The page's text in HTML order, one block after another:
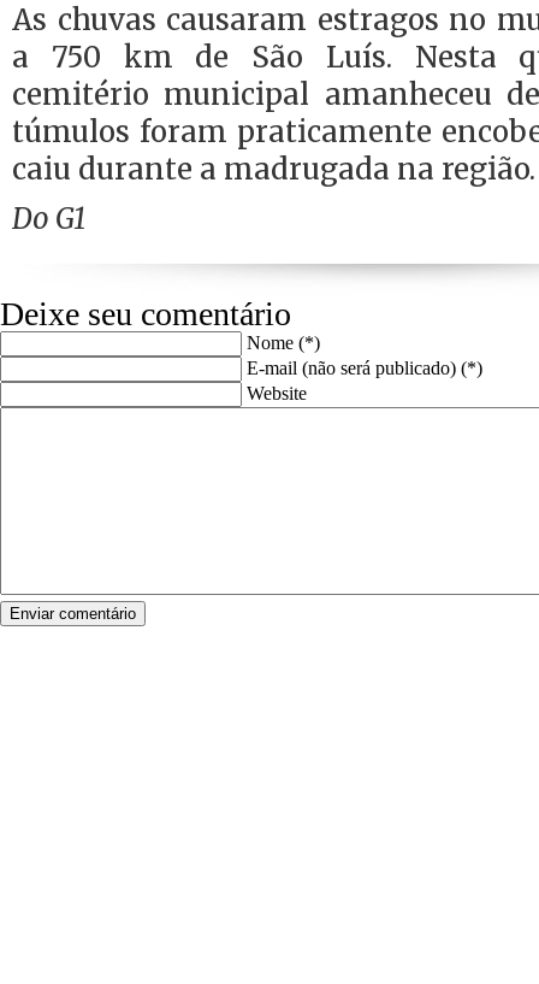
As chuvas causaram estragos no
a 750 km de São Luís. Nesta
cemitério municipal amanheceu
túmulos foram praticamente
caiu durante a madrugada na região.
Do G1
Deixe seu comentário
Nome (*)
E-mail (não será publicado) (*)
Website